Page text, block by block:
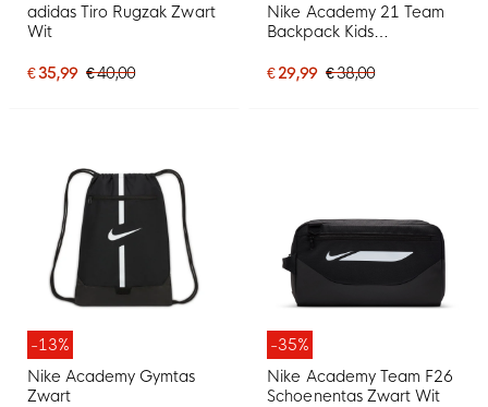
adidas Tiro Rugzak Zwart
Wit
€ 35,99 € 40,00
Nike Academy 21 Team
Backpack Kids
€ 29,99 € 38,00
-13%
Nike Academy Gymtas
Zwart
-35%
Nike Academy Team F26
Schoenentas Zwart Wit